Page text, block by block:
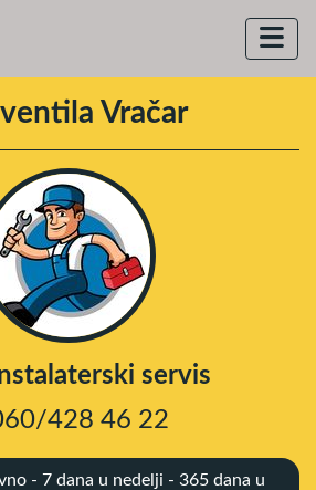
Vračar
servis
428 46 22
- 7 dana u nedelji - 365 dana u